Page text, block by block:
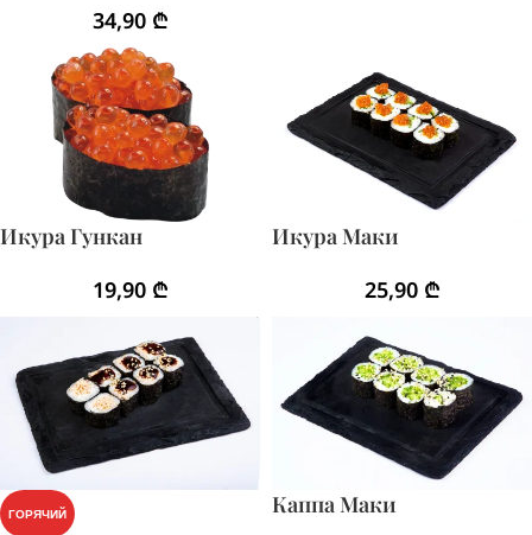
34,90 ₾
Икура Гункан
19,90 ₾
Икура Маки
25,90 ₾
ГОРЯЧИЙ
Каппа Маки